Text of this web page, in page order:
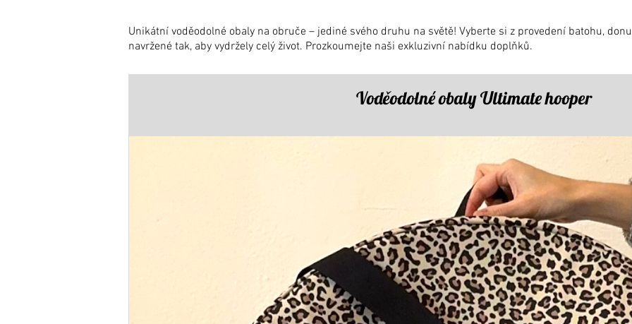
Unikátní voděodolné obaly na obruče – jediné svého druhu na světě! Vyberte si z provedení batohu,
navržené tak, aby vydržely celý život. Prozkoumejte naši exkluzivní nabídku doplňků.
Voděodolné obaly Ultimate hooper